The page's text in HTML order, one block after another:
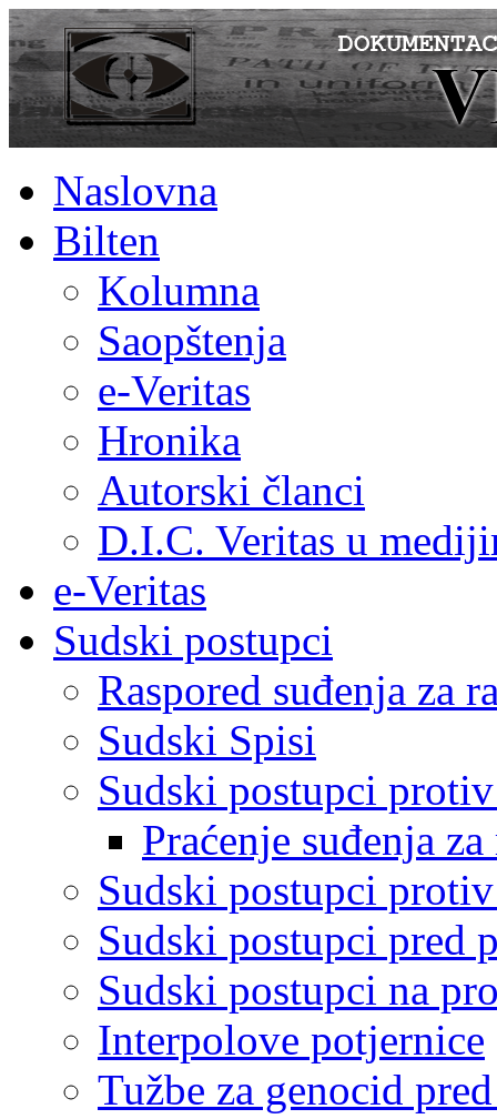
Naslovna
Bilten
Kolumna
Saopštenja
e-Veritas
Hronika
Autorski članci
D.I.C. Veritas u
e-Veritas
Sudski postupci
Raspored suđenja za
Sudski Spisi
Sudski postupci
Praćenje suđenja
Sudski postupci
Sudski postupci pred
Sudski postupci na
Interpolove potjernice
Tužbe za genocid